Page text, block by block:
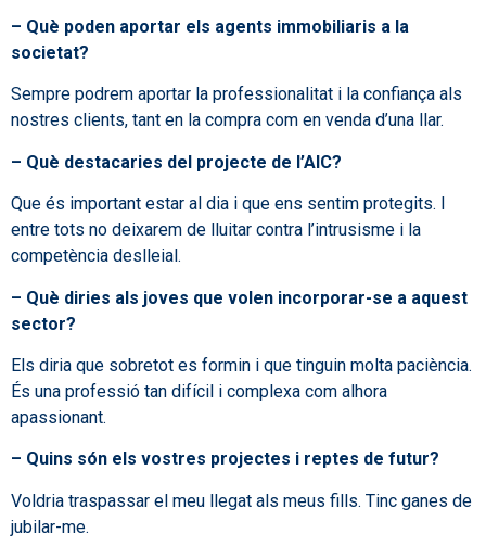
– Què poden aportar els agents immobiliaris a la
societat?
Sempre podrem aportar la professionalitat i la confiança als
nostres clients, tant en la compra com en venda d’una llar.
– Què destacaries del projecte de l’AIC?
Que és important estar al dia i que ens sentim protegits. I
entre tots no deixarem de lluitar contra l’intrusisme i la
competència deslleial.
– Què diries als joves que volen incorporar-se a aquest
sector?
Els diria que sobretot es formin i que tinguin molta paciència.
És una professió tan difícil i complexa com alhora
apassionant.
– Quins són els vostres projectes i reptes de futur?
Voldria traspassar el meu llegat als meus fills. Tinc ganes de
jubilar-me.